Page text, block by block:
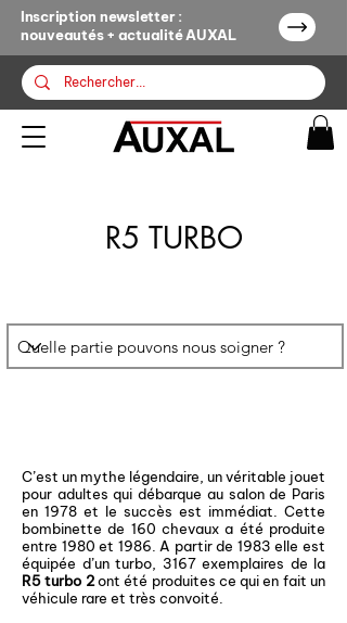
Inscription newsletter :
nouveautés + actualité AUXAL
R5 TURBO
C’est un mythe légendaire, un véritable jouet
pour adultes qui débarque au salon de Paris
en 1978 et le succès est immédiat. Cette
bombinette de 160 chevaux a été produite
entre 1980 et 1986. A partir de 1983 elle est
équipée d’un turbo, 3167 exemplaires de la
R5 turbo 2ont été produites ce qui en fait un
véhicule rare et très convoité.